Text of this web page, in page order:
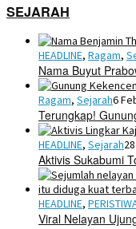
SEJARAH
HEADLINE, Ragam,
Nama Buyut
Ragam, Sejarah6
Terungkap!
HEADLINE, Sejarah
Aktivis Sukabumi
HEADLINE,
Viral Nelayan